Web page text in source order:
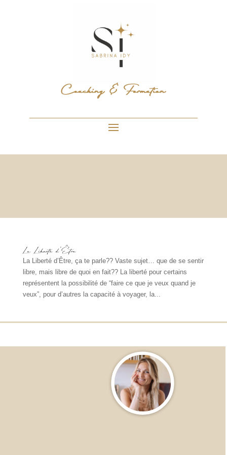
Coaching & Formation
La Liberté d’Être
La Liberté d’Être, ça te parle?? Vaste sujet… que de se sentir
libre, mais libre de quoi en fait?? La liberté pour certains
représentent la possibilité de “faire ce que je veux quand je
veux”, pour d’autres la capacité à voyager, la...